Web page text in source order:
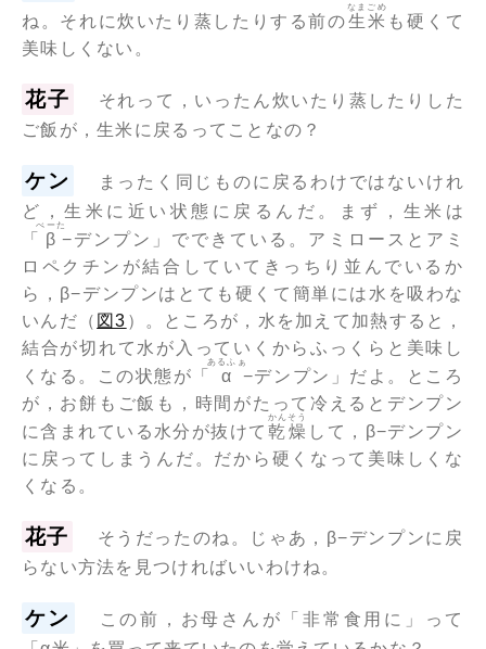
ね。それに炊いたり蒸したりする前の生米
なまごめ
も硬くて
美味しくない。
花子
それって，いったん炊いたり蒸したりした
ご飯が，生米に戻るってことなの？
ケン
まったく同じものに戻るわけではないけれ
ど，生米に近い状態に戻るんだ。まず，生米は
「
β
べーた
−デンプン」でできている。アミロースとアミ
ロペクチンが結合していてきっちり並んでいるか
ら，β−デンプンはとても硬くて簡単には水を吸わな
いんだ（ 図3 ）。ところが，水を加えて加熱すると，
結合が切れて水が入っていくからふっくらと美味し
くなる。この状態が「
α
あるふぁ
−デンプン」だよ。ところ
が，お餅もご飯も，時間がたって冷えるとデンプン
に含まれている水分が抜けて 乾燥
かんそう
して，β−デンプン
に戻ってしまうんだ。だから硬くなって美味しくな
くなる。
花子
そうだったのね。じゃあ，β−デンプンに戻
らない方法を見つければいいわけね。
ケン
この前，お母さんが「非常食用に」って